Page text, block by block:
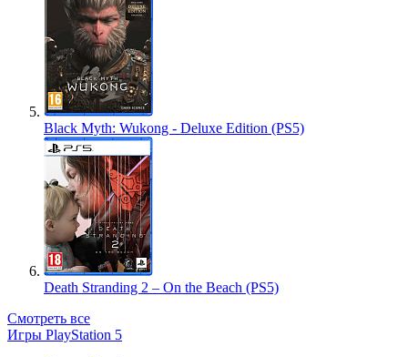
Black Myth: Wukong - Deluxe Edition (PS5)
Death Stranding 2 – On the Beach (PS5)
Смотреть все
Игры PlayStation 5